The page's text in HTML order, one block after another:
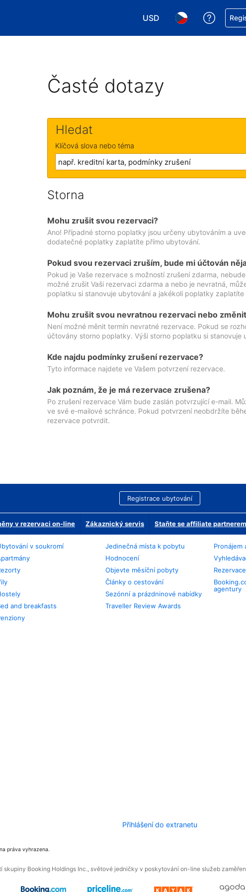
USD
Vyberte si měnu.Vyberte si jazyk.
Časté dotazy
Hledat
Klíčová slova nebo téma
Storna
Mohu zrušit svou rezervaci?
Ano! Případné storno poplatky jsou určeny ubytováním a
dodatečné poplatky zaplatíte přímo ubytování.
Pokud svou rezervaci zruším, bude mi účtován
Pokud je Vaše rezervace s možností zrušení zdarma,
možné zrušit Vaši rezervaci zdarma a nebo je nevratná,
poplatku si stanovuje ubytování a jakékoli poplatky
Mohu zrušit svou nevratnou rezervaci nebo
Není možné měnit termín nevratné rezervace. Pokud se
účtovány storno poplatky. Výši storno poplatku si
Kde najdu podmínky zrušení rezervace?
Tyto informace najdete ve Vašem potvrzení rezervace.
Jak poznám, že je má rezervace zrušena?
Po zrušení rezervace Vám bude zaslán potvrzující e-mail.
ve své e-mailové schránce. Pokud potvrzení neobdržíte
rezervace potvrdit.
Registrace ubytování
v rezervaci on-line Zákaznický servis Staňte se affiliate partnerem
v soukromí
and breakfasts
Jedinečná místa k pobytu
Hodnocení
Objevte měsíční pobyty
Články o cestování
Sezónní a prázdninové nabídky
Traveller Review Awards
Pronájem
agentury
Přihlášení do extranetu
práva vyhrazena.
skupiny Booking Holdings Inc., světové jedničky v poskytování on-line služeb